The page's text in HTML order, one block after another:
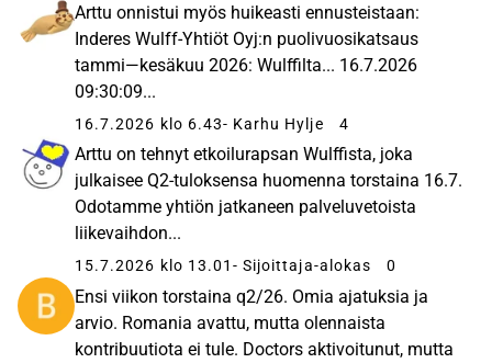
Arttu onnistui myös huikeasti ennusteistaan:
Inderes Wulff-Yhtiöt Oyj:n puolivuosikatsaus
tammi—kesäkuu 2026: Wulffilta... 16.7.2026
09:30:09...
16.7.2026 klo 6.43- Karhu Hylje 4
Arttu on tehnyt etkoilurapsan Wulffista, joka
julkaisee Q2-tuloksensa huomenna torstaina 16.7.
Odotamme yhtiön jatkaneen palveluvetoista
liikevaihdon...
15.7.2026 klo 13.01 - Sijoittaja-alokas 0
Ensi viikon torstaina q2/26. Omia ajatuksia ja
arvio. Romania avattu, mutta olennaista
kontribuutiota ei tule. Doctors aktivoitunut, mutta